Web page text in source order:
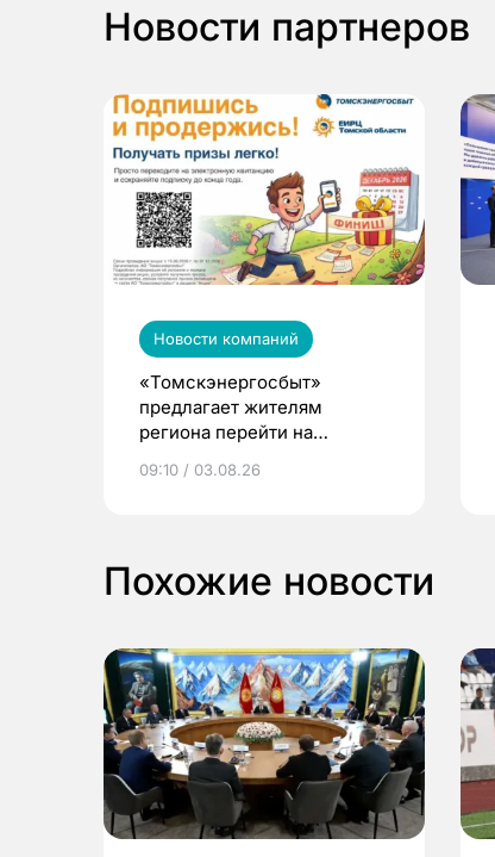
Новости партнеров
Новости компаний
«Томскэнергосбыт»
предлагает жителям
региона перейти на
выиграть призы
09:10 / 03.08.26
Похожие новости